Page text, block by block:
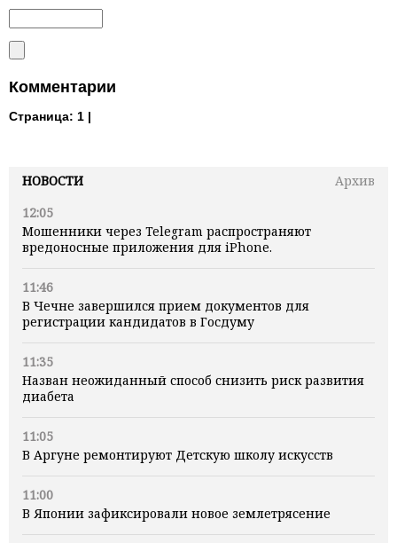
НОВОСТИ
Архив
12:05
Мошенники через Telegram распространяют
вредоносные приложения для iPhone.
11:46
В Чечне завершился прием документов для
регистрации кандидатов в Госдуму
11:35
Назван неожиданный способ снизить риск развития
диабета
11:05
В Аргуне ремонтируют Детскую школу искусств
11:00
В Японии зафиксировали новое землетрясение
Комментарии
Страница: 1 |